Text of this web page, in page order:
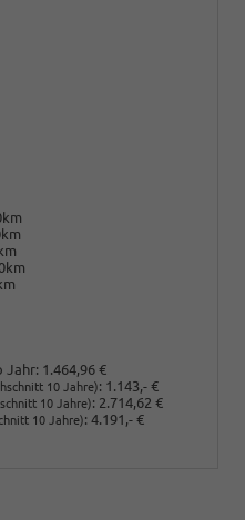
Jahr: 1.464,96 €
10 Jahre): 1.143,- €
10 Jahre): 2.714,62 €
10 Jahre): 4.191,- €